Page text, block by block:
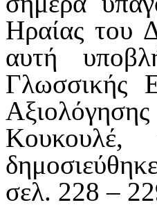
Ηραίας του
αυτή
Γλωσσικής
σελ. 228 –